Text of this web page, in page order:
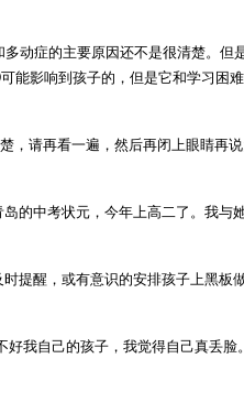
动症的主要原因还不是很清楚。但
能影响到孩子的，但是它和学习困
，请再看一遍，然后再闭上眼睛再
中考状元，今年上高二了。我与
提醒，或有意识的安排孩子上黑板
自己的孩子，我觉得自己真丢脸